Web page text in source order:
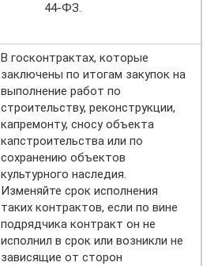
44-ФЗ.
В госконтрактах, которые
заключены по итогам закупок на
выполнение работ по
строительству, реконструкции,
капремонту, сносу объекта
капстроительства или по
сохранению объектов
культурного наследия.
Изменяйте срок исполнения
таких контрактов, если по вине
подрядчика контракт он не
исполнил в срок или возникли не
зависящие от сторон